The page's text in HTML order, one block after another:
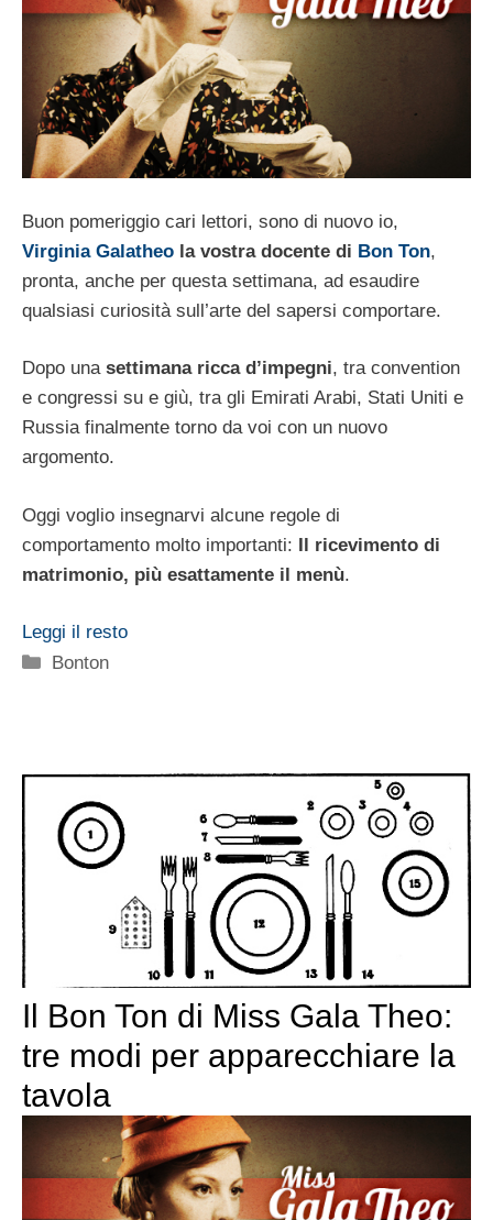
Buon pomeriggio cari lettori, sono di nuovo io,
Virginia Galatheo la vostra docente di Bon Ton,
pronta, anche per questa settimana, ad esaudire
qualsiasi curiosità sull’arte del sapersi comportare.
Dopo una settimana ricca d’impegni, tra convention
e congressi su e giù, tra gli Emirati Arabi, Stati Uniti e
Russia finalmente torno da voi con un nuovo
argomento.
Oggi voglio insegnarvi alcune regole di
comportamento molto importanti: Il ricevimento di
matrimonio, più esattamente il menù.
Leggi il resto
Categorie
Bonton
Il Bon Ton di Miss Gala Theo:
tre modi per apparecchiare la
tavola